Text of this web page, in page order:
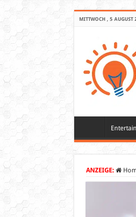
MITTWOCH , 5 AUGUST
ANZEIGE: